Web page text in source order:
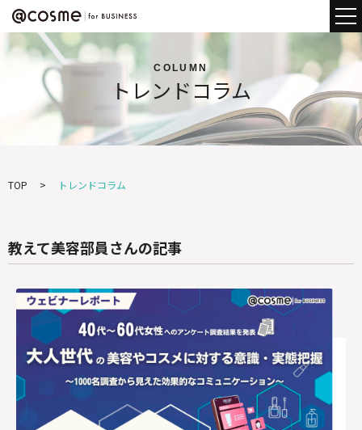
COLUMN
トレンドコラム
TOP トレンドコラム
教えて美容部員さんの記事